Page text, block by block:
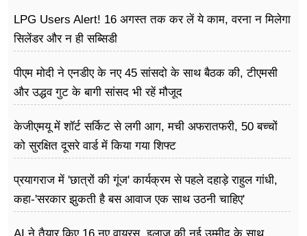
LPG Users Alert! 16 अगस्त तक कर लें ये काम, वरना न मिलेगा
सिलेंडर और न ही सब्सिडी
पीएम मोदी ने एनडीए के नए 45 सांसदो के साथ बैठक की, टीएमसी
और उद्धव गुट के बागी सांसद भी रहें मौजूद
केजीएमयू में शॉर्ट सर्किट से लगी आग, मची अफरातफरी, 50 बच्चों
को सुरक्षित दूसरे वार्ड में किया गया शिफ्ट
प्रयागराज में 'छात्रों की गूंज' कार्यक्रम से पहले दहाड़े राहुल गांधी,
कहा-'सरकार झुकती है बस आवाज एक साथ उठनी चाहिए'
AI ने तैयार किए 16 नए वायरस, इलाज की नई उम्मीद के साथ